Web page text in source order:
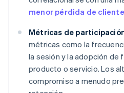
menor pérdida de
Métricas de
métricas como la
la sesión y la adopción de
producto o servicio. Los
compromiso a menudo